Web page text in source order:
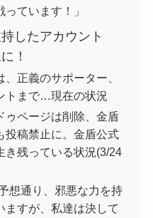
ています！」
したアカウント
！
正義のサポーター、
トまで…現在の状況
ゥページは削除、金盾
投稿禁止に。金盾公式
き残っている状況(3/24
想通り、邪悪な力を持
ますが、私達は決して